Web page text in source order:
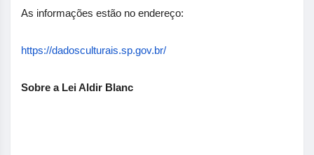
As informações estão no endereço:
https://dadosculturais.sp.gov.br/
Sobre a Lei Aldir Blanc